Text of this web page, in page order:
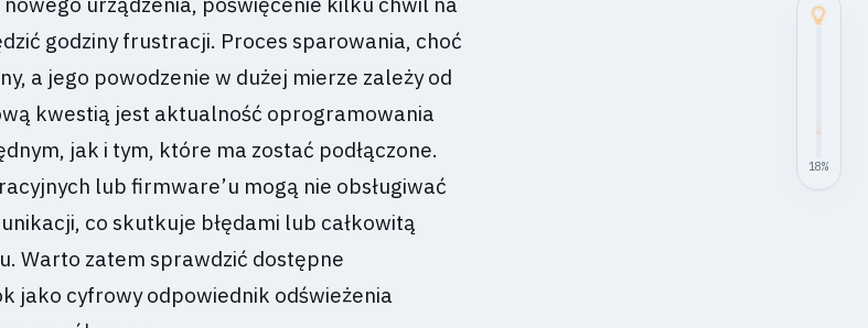
18%
godziny frustracji. Proces sparowania, choć
a jego powodzenie w dużej mierze zależy od
kwestią jest aktualność oprogramowania
jak i tym, które ma zostać podłączone.
lub firmware’u mogą nie obsługiwać
co skutkuje błędami lub całkowitą
Warto zatem sprawdzić dostępne
jako cyfrowy odpowiednik odświeżenia